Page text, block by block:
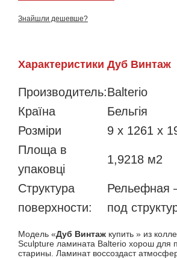
Знайшли дешевше?
Характеристики Дуб Винтаж
Производитель:Balterio
Країна
Бельгія
Розміри
9 x 1261 x
Площа в
упаковці
1,9218 м2
Структура
поверхности:
Рельефная
под
Модель «Дуб Винтаж купить » из
Sculpture ламината Balterio хорош для
старины. Ламинат воссоздаст